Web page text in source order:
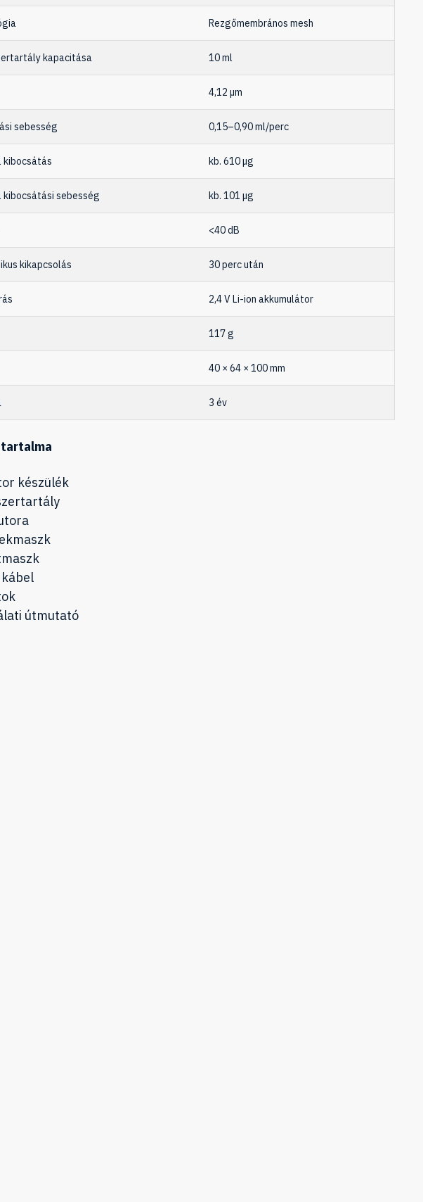
Rezgőmembrános mesh
kapacitása 10 ml
4,12 µm
sebesség 0,15–0,90 ml/perc
kibocsátás kb. 610 µg
kibocsátási sebesség kb. 101 µg
<40 dB
kikapcsolás 30 perc után
2,4 V Li-ion akkumulátor
117 g
40 × 64 × 100 mm
3 év
tartalma
készülék
kábel
útmutató